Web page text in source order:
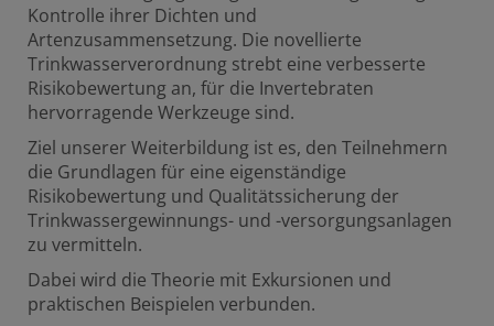
Kontrolle ihrer Dichten und
Artenzusammensetzung. Die novellierte
Trinkwasserverordnung strebt eine verbesserte
Risikobewertung an, für die Invertebraten
hervorragende Werkzeuge sind.
Ziel unserer Weiterbildung ist es, den Teilnehmern
die Grundlagen für eine eigenständige
Risikobewertung und Qualitätssicherung der
Trinkwassergewinnungs- und -versorgungsanlagen
zu vermitteln.
Dabei wird die Theorie mit Exkursionen und
praktischen Beispielen verbunden.